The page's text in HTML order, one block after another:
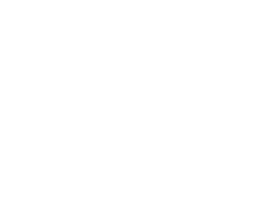
nach § 70
(z.B.